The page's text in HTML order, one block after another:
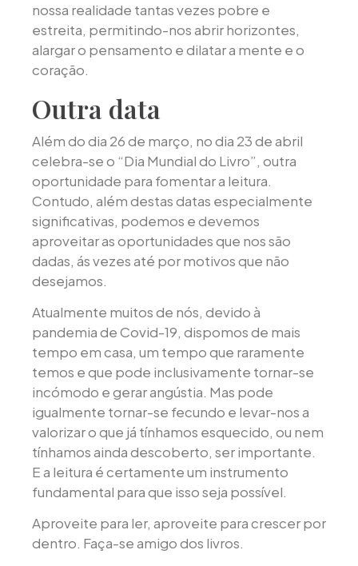
nossa realidade tantas vezes pobre e
estreita, permitindo-nos abrir horizontes,
alargar o pensamento e dilatar a mente e o
coração.
Outra data
Além do dia 26 de março, no dia 23 de abril
celebra-se o “Dia Mundial do Livro”, outra
oportunidade para fomentar a leitura.
Contudo, além destas datas especialmente
significativas, podemos e devemos
aproveitar as oportunidades que nos são
dadas, ás vezes até por motivos que não
desejamos.
Atualmente muitos de nós, devido à
pandemia de Covid-19, dispomos de mais
tempo em casa, um tempo que raramente
temos e que pode inclusivamente tornar-se
incómodo e gerar angústia. Mas pode
igualmente tornar-se fecundo e levar-nos a
valorizar o que já tínhamos esquecido, ou nem
tínhamos ainda descoberto, ser importante.
E a leitura é certamente um instrumento
fundamental para que isso seja possível.
Aproveite para ler, aproveite para crescer por
dentro. Faça-se amigo dos livros.